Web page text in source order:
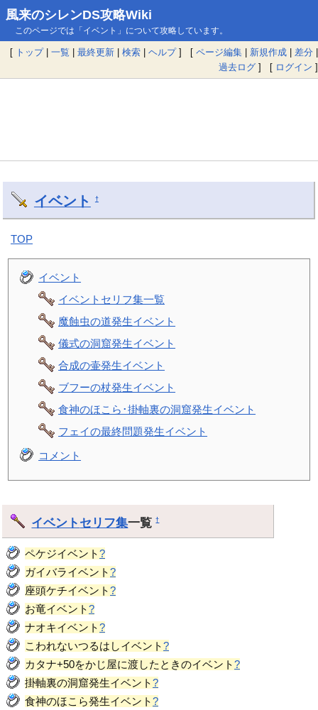
風来のシレンDS攻略Wiki
このページでは「イベント」について攻略しています。
[ トップ| 一覧 | 最終更新 | 検索 | ヘルプ] [ ページ編集 | 新規作成 | 差分 |
過去ログ ] [ ログイン ]
イベント †
TOP
イベント
イベントセリフ集一覧
魔蝕虫の道発生イベント
儀式の洞窟発生イベント
合成の壷発生イベント
ブフーの杖発生イベント
食神のほこら･掛軸裏の洞窟発生イベント
フェイの最終問題発生イベント
コメント
イベント セリフ集一覧†
ペケジイベント?
ガイバライベント?
座頭ケチイベント?
お竜イベント?
ナオキイベント?
こわれないつるはしイベント?
カタナ+50をかじ屋に渡したときのイベント?
掛軸裏の洞窟発生イベント?
食神のほこら発生イベント?